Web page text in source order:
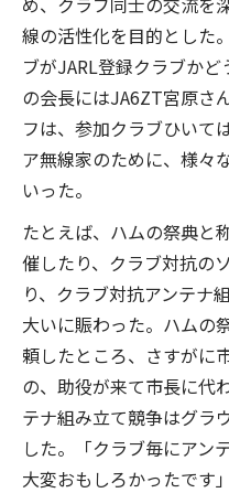
線の活性化を目的とした
ブがJARL登録クラブか
の会長にはJA6ZT宮原さ
フは、参加クラブひいて
ア無線家のために、様々
いった。
たとえば、ハムの祭典と
催したり、クラブ対抗の
り、クラブ対抗アンテナ
大いに賑わった。ハムの
頼したところ、さすがに
の、助役が来て市長に代
テナ組み立て競争はグラ
した。「クラブ毎にアン
大変おもしろかったです